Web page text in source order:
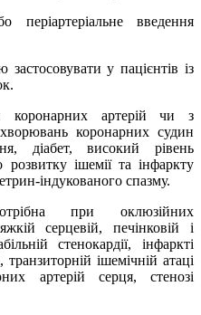
періартеріальне введення
у пацієнтів із
коронарних артерій чи з
коронарних судин
діабет, високий рівень
ішемії та інфаркту
індукованого спазму.
при оклюзійних
серцевій, печінковій і
стенокардії, інфаркті
транзиторній ішемічній атаці
артерій серця, стенозі